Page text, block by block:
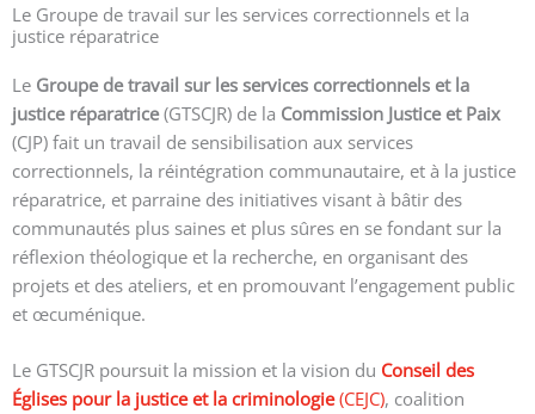
Le Groupe de travail sur les services correctionnels et la
justice réparatrice
Le Groupe de travail sur les services correctionnels et la
justice réparatrice(GTSCJR) de la Commission Justice et Paix
(CJP) fait un travail de sensibilisation aux services
correctionnels, la réintégration communautaire, et à la justice
réparatrice, et parraine des initiatives visant à bâtir des
communautés plus saines et plus sûres en se fondant sur la
réflexion théologique et la recherche, en organisant des
projets et des ateliers, et en promouvant l’engagement public
et œcuménique.
Le GTSCJR poursuit la mission et la vision du Conseil des
Églises pour la justice et la criminologie(CEJC), coalition